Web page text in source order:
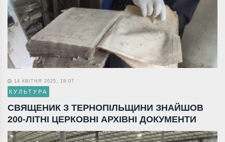
14 КВІТНЯ 2025, 18:07
КУЛЬТУРА
СВЯЩЕНИК З ТЕРНОПІЛЬЩИНИ ЗНАЙШОВ
200-ЛІТНІ ЦЕРКОВНІ АРХІВНІ ДОКУМЕНТИ